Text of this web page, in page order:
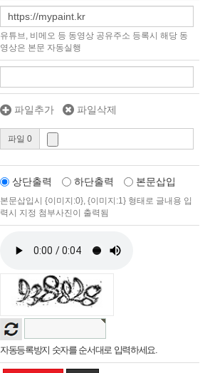
유튜브, 비메오 등 동영상 공유주소 등록시 해당 동
영상은 본문 자동실행
파일추가 파일삭제
파일 0
상단출력 하단출력 본문삽입
본문삽입시 {이미지:0}, {이미지:1} 형태로 글내용 입
력시 지정 첨부사진이 출력됨
자동등록방지 숫자를 순서대로 입력하세요.